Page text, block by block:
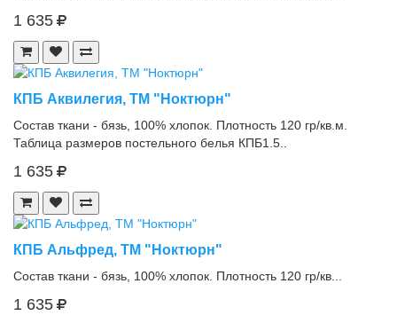
1 635
КПБ Аквилегия, ТМ "Ноктюрн"
Состав ткани - бязь, 100% хлопок. Плотность 120 гр/кв.м.
Таблица размеров постельного белья КПБ1.5..
1 635
КПБ Альфред, ТМ "Ноктюрн"
Состав ткани - бязь, 100% хлопок. Плотность 120 гр/кв...
1 635